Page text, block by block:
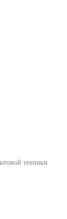
техники